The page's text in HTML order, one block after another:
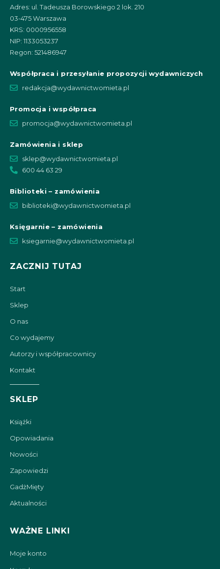
Adres: ul. Tadeusza Borowskiego 2 lok. 210
03-475 Warszawa
KRS: 0000956558
NIP: 1133053237
Regon: 521486947
Współpraca i przesyłanie propozycji wydawniczych
redakcja@wydawnictwomieta.pl
Promocja i współpraca
promocja@wydawnictwomieta.pl
Zamówienia i sklep
sklep@wydawnictwomieta.pl
600 44 63 29
Biblioteki – zamówienia
biblioteki@wydawnictwomieta.pl
Księgarnie – zamówienia
ksiegarnie@wydawnictwomieta.pl
ZACZNIJ TUTAJ
Start
Sklep
O nas
Co wydajemy
Autorzy i współpracownicy
Kontakt
SKLEP
Książki
Opowiadania
Nowości
Zapowiedzi
GadżMięty
Aktualności
WAŻNE LINKI
Moje konto